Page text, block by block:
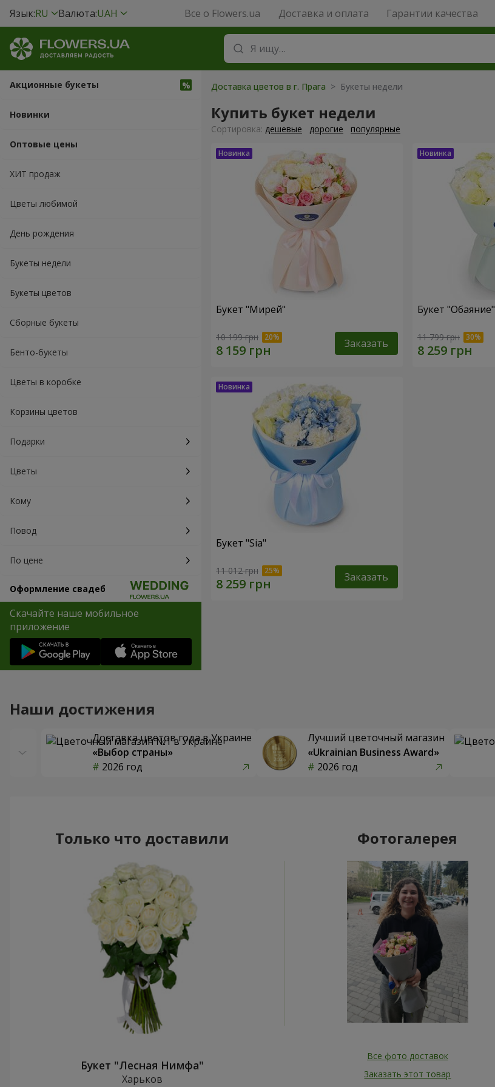
Язык:RU Валюта:UAH Все о Flowers.ua Доставка и оплата Гарантии качества
Акционные букеты
Новинки
Оптовые цены
ХИТ продаж
Цветы любимой
День рождения
Букеты недели
Букеты цветов
Сборные букеты
Бенто-букеты
Цветы в коробке
Корзины цветов
Подарки
Цветы
Кому
Повод
По цене
Оформление свадеб
Скачайте наше мобильное
приложение
Доставка цветов в г. Прага > Букеты недели
Купить букет недели
Cортировка: дешевые дорогие популярные
Букет "Мирей"
10 199 грн Заказать
Букет "Обаяние"
11 799 грн
Букет "Sia"
11 012 грн Заказать
Наши достижения
Доставка цветов года в Украине
«Выбор страны»
2026 год
Лучший цветочный магазин
«Ukrainian Business Award»
2026 год
Только что доставили
Букет "Лесная Нимфа"
Харьков
Фотогалерея
Все фото доставок
Заказать этот товар